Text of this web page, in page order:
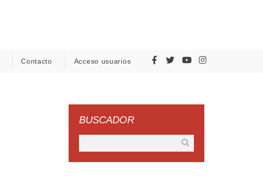
Contacto Acceso usuarios
BUSCADOR